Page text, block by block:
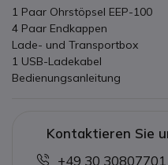
1 Paar Ohrstöpsel EEP-100
4 Paar Endkappen
Lade- und Transportbox
1 USB-Ladekabel
Bedienungsanleitung
Kontaktieren Sie
+49 30 30807701